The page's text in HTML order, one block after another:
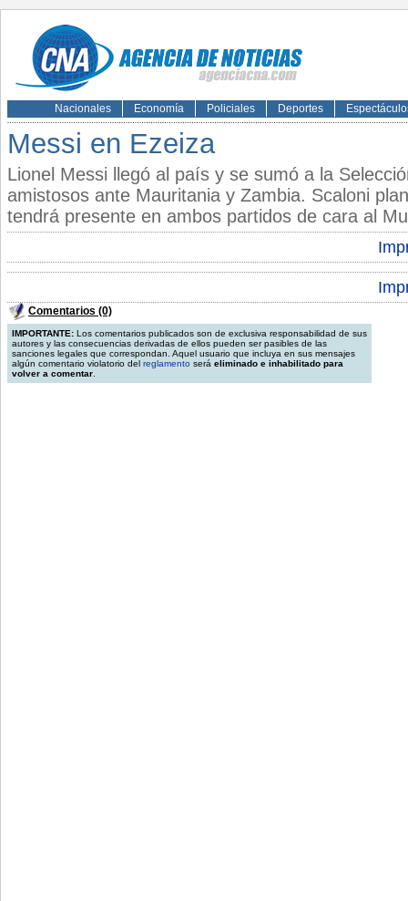
Nacionales Economía Policiales Deportes
Messi en Ezeiza
Lionel Messi llegó al país y se sumó a la
amistosos ante Mauritania y Zambia. Scaloni
tendrá presente en ambos partidos de cara al
Comentarios (0)
IMPORTANTE: Los comentarios publicados son de exclusiva responsabilidad de sus
autores y las consecuencias derivadas de ellos pueden ser pasibles de las
sanciones legales que correspondan. Aquel usuario que incluya en sus mensajes
algún comentario violatorio del reglamento será eliminado e inhabilitado para
volver a comentar